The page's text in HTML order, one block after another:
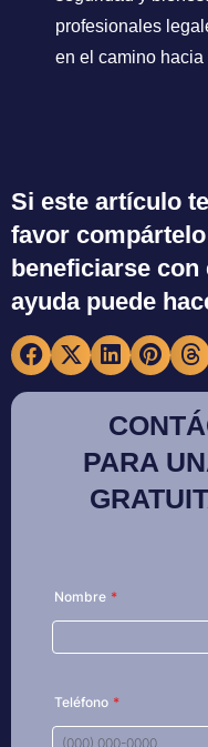
profesionales
en el camino
Si este artículo
favor
beneficiarse con
ayuda puede
PARA